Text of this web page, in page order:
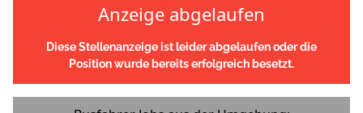
Anzeige abgelaufen
Diese Stellenanzeige ist leider abgelaufen oder die
Position wurde bereits erfolgreich besetzt.